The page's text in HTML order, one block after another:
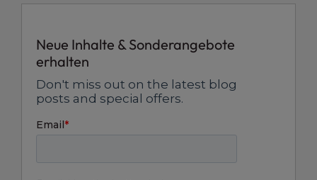
Neue Inhalte & Sonderangebote
erhalten